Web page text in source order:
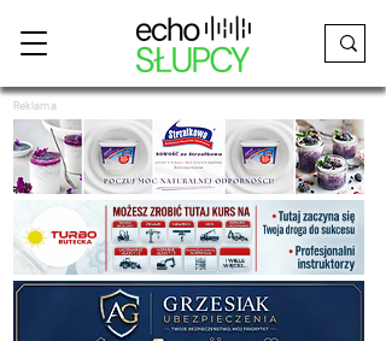
Reklama